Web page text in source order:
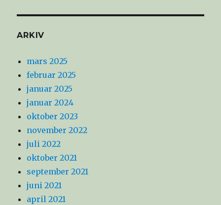
ARKIV
mars 2025
februar 2025
januar 2025
januar 2024
oktober 2023
november 2022
juli 2022
oktober 2021
september 2021
juni 2021
april 2021